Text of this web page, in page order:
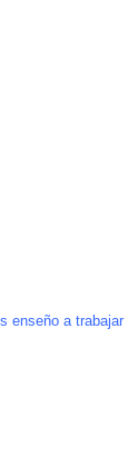
enseño a trabajar